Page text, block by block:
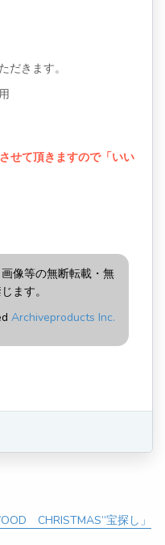
きます。
せて頂きますので「いい
像等の無断転載・無
ます。
Archiveproducts Inc.
CHRISTMAS”宝探し」